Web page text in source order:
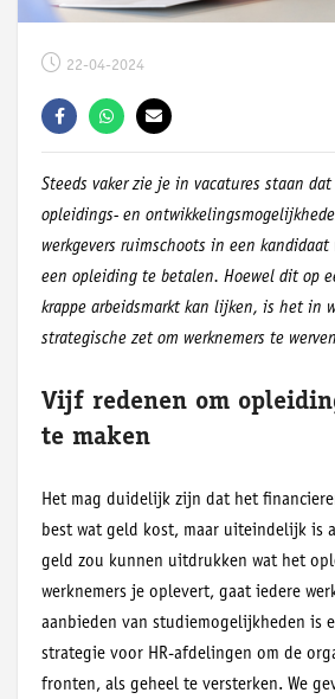
22-04-2024
Steeds vaker zie je in vacatures staan
opleidings- en
werkgevers ruimschoots in een
een opleiding te betalen. Hoewel dit op
krappe arbeidsmarkt kan lijken, is het in
strategische zet om werknemers te
Vijf redenen om
te maken
Het mag duidelijk zijn dat het
best wat geld kost, maar uiteindelijk is
geld zou kunnen uitdrukken wat het
werknemers je oplevert, gaat iedere
aanbieden van studiemogelijkheden is
strategie voor HR-afdelingen om de
fronten, als geheel te versterken. We